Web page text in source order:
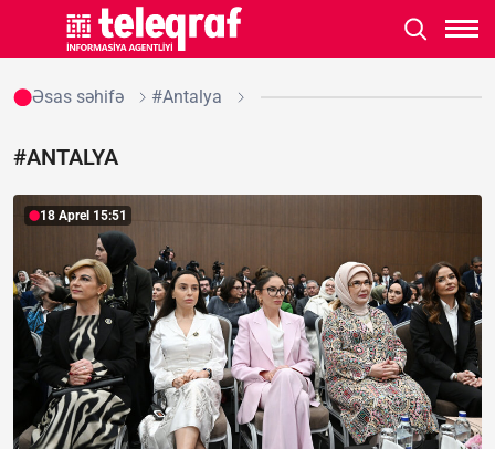
Əsas səhifə #Antalya
#ANTALYA
18 Aprel 15:51